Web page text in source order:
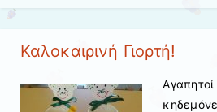
Καλοκαιρινή Γιορτή!
Αγαπητοί